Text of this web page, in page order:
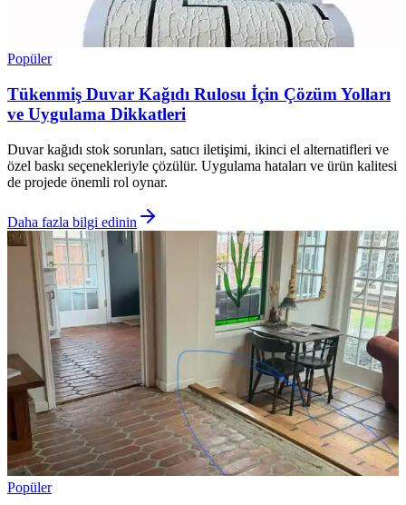
Popüler
Tükenmiş Duvar Kağıdı Rulosu İçin Çözüm Yolları
ve Uygulama Dikkatleri
Duvar kağıdı stok sorunları, satıcı iletişimi, ikinci el alternatifleri ve
özel baskı seçenekleriyle çözülür. Uygulama hataları ve ürün kalitesi
de projede önemli rol oynar.
Daha fazla bilgi edinin
Popüler